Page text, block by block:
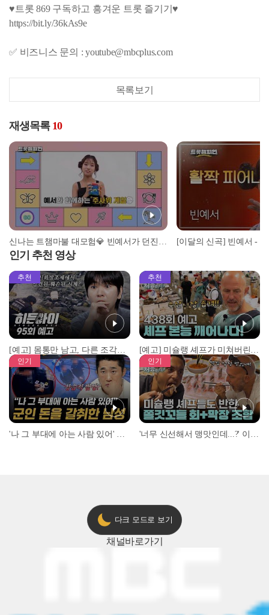
♥트롯 869 구독하고 흥겨운 트롯 즐기기♥
https://bit.ly/36kAs9e
✅ 비즈니스 문의 : youtube@mbcplus.com
목록보기
재생목록 10
신나는 트챔마불 대모험💎 빈예서가 던진 주사위!🎲 그 도착지는?! ＜트롯챔피언＞ 54회 l 12월 5일 (목) 저녁 8시 MBC ON 생방송 [예고]
인기 추천 영상
추천
[예고] 몸통만 남고, 다른 조각은 어디에..? 시화호에서 드러난 충격적인 토막 살인사건!
추천
[예고] 미슐랭 셰프가 미쳐버린 이유! 본능이 깨어난 사건은?
인기 인기
다크 모드로 보기
채널바로가기